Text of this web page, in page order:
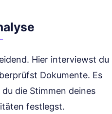
Hier interviewst du
Dokumente. Es
die Stimmen deines
festlegst.